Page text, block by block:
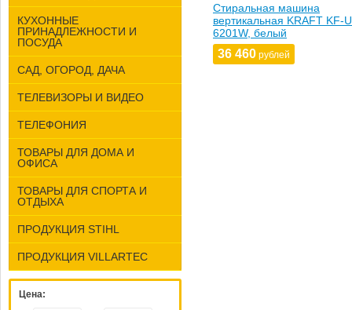
КУХОННЫЕ
ПРИНАДЛЕЖНОСТИ И
ПОСУДА
САД, ОГОРОД, ДАЧА
ТЕЛЕВИЗОРЫ И ВИДЕО
ТЕЛЕФОНИЯ
ТОВАРЫ ДЛЯ ДОМА И
ОФИСА
ТОВАРЫ ДЛЯ СПОРТА И
ОТДЫХА
ПРОДУКЦИЯ STIHL
ПРОДУКЦИЯ VILLARTEC
Цена:
Стиральная машина
вертикальная KRAFT KF-
6201W, белый
36 460 рублей